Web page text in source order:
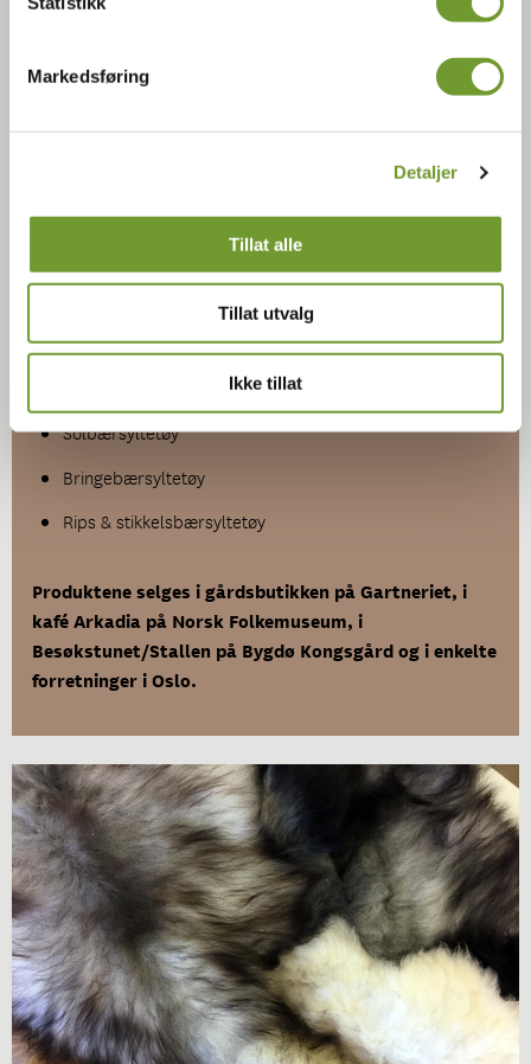
Markedsføring
Detaljer
Tillat alle
Tillat utvalg
Ikke tillat
Christian Andre Strand
Kongsgård. Vårt økologiske syltetøy er laget av bær og frukt
fra gården i samarbeid med Lisa syltetøy.
Dette er noen av produktene vi produserer:
Solbærsyltetøy
Bringebærsyltetøy
Rips & stikkelsbærsyltetøy
Produktene selges i gårdsbutikken på Gartneriet, i
kafé Arkadia på Norsk Folkemuseum, i
Besøkstunet/Stallen på Bygdø Kongsgård og i enkelte
forretninger i Oslo.